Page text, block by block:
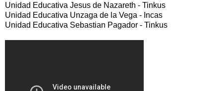
Unidad Educativa Jesus de Nazareth - Tinkus
Unidad Educativa Unzaga de la Vega - Incas
Unidad Educativa Sebastian Pagador - Tinkus